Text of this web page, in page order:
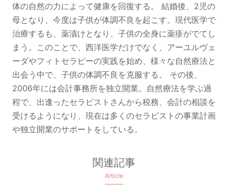
体の自然の力によって健康を回復する。 結婚後、2児の
母となり、今度は子供が体調不良を起こす。現代医学で
治療するも、薬漬けとなり、子供の全身に薬疹がでてし
まう。このことで、西洋医学だけでなく、アーユルヴェ
ーダやフィトセラピーの実践を始め、様々な自然療法と
出会う中で、子供の体調不良を克服する。 その後、
2006年には会計事務所を独立開業。自然療法を学ぶ過
程で、出逢ったセラピストさんから税務、会計の相談を
受けるようになり、現在は多くのセラピストの事業計画
や独立開業のサポートをしている。
関連記事
Article